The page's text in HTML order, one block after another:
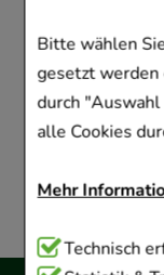
Bitte wählen
gesetzt werden
durch
alle Cookies
Mehr
Technisch
Technisch
16,85 €